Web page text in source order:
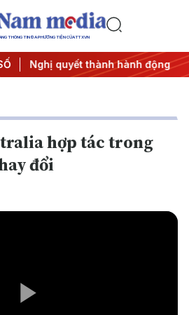
THÔNG TIN ĐA PHƯƠNG TIỆN CỦA TTXVN
quyết thành hành động #Chiến
hợp tác trong
đổi